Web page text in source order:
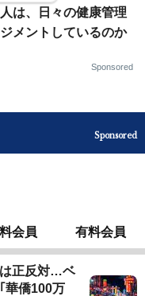
は、日々の健康管理
メントしているのか
Sponsored
Sponsored
会員 有料会員
正反対…ベ
華僑100万